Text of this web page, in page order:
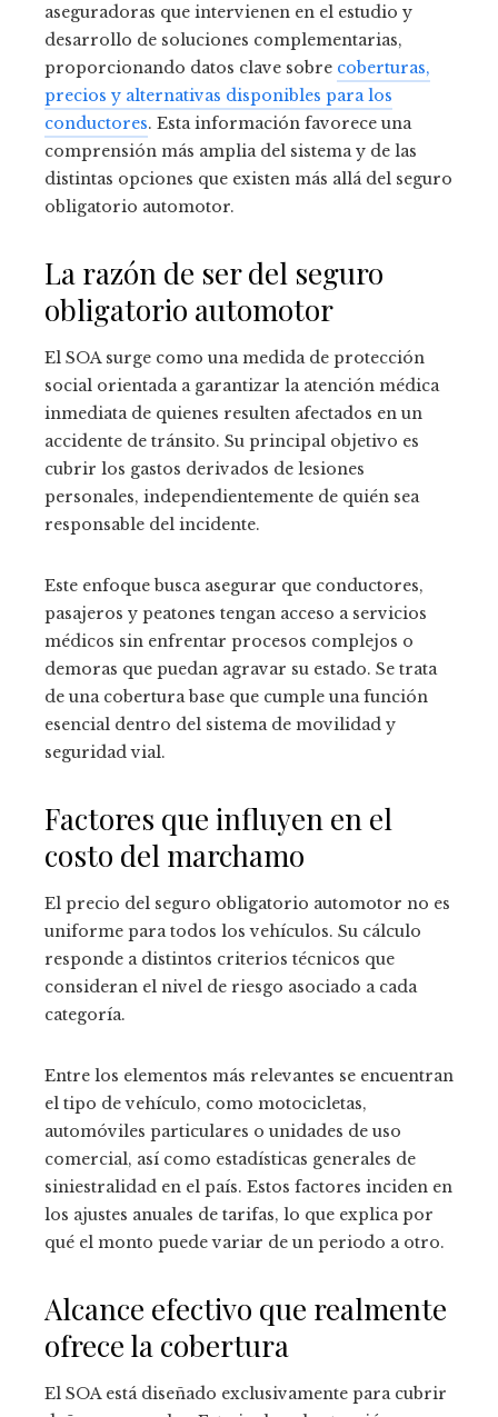
aseguradoras que intervienen en el estudio y
desarrollo de soluciones complementarias,
proporcionando datos clave sobre coberturas,
precios y alternativas disponibles para los
conductores. Esta información favorece una
comprensión más amplia del sistema y de las
distintas opciones que existen más allá del seguro
obligatorio automotor.
La razón de ser del seguro
obligatorio automotor
El SOA surge como una medida de protección
social orientada a garantizar la atención médica
inmediata de quienes resulten afectados en un
accidente de tránsito. Su principal objetivo es
cubrir los gastos derivados de lesiones
personales, independientemente de quién sea
responsable del incidente.
Este enfoque busca asegurar que conductores,
pasajeros y peatones tengan acceso a servicios
médicos sin enfrentar procesos complejos o
demoras que puedan agravar su estado. Se trata
de una cobertura base que cumple una función
esencial dentro del sistema de movilidad y
seguridad vial.
Factores que influyen en el
costo del marchamo
El precio del seguro obligatorio automotor no es
uniforme para todos los vehículos. Su cálculo
responde a distintos criterios técnicos que
consideran el nivel de riesgo asociado a cada
categoría.
Entre los elementos más relevantes se encuentran
el tipo de vehículo, como motocicletas,
automóviles particulares o unidades de uso
comercial, así como estadísticas generales de
siniestralidad en el país. Estos factores inciden en
los ajustes anuales de tarifas, lo que explica por
qué el monto puede variar de un periodo a otro.
Alcance efectivo que realmente
ofrece la cobertura
El SOA está diseñado exclusivamente para cubrir